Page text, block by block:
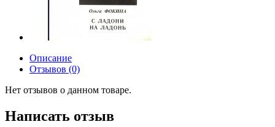
Описание
Отзывов (0)
Нет отзывов о данном товаре.
Написать отзыв